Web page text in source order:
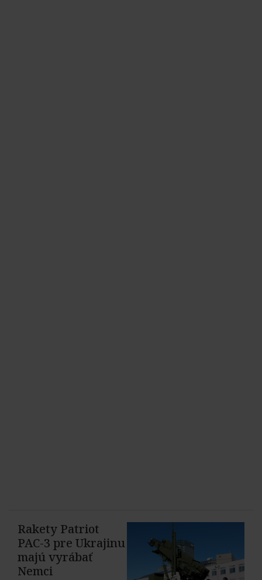
Rakety Patriot
PAC-3 pre Ukrajinu
majú vyrábať
Nemci